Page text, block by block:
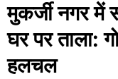
मुकर्जी नगर में
घर पर ताला:
हलचल